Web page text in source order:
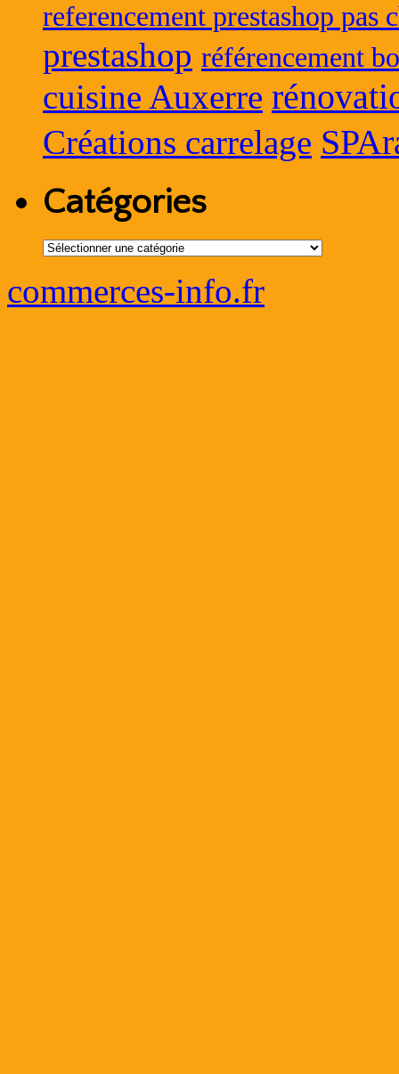
referencement prestashop pas
prestashop référencement
cuisine Auxerre
Créations carrelage
Catégories
Catégories
commerces-info.fr